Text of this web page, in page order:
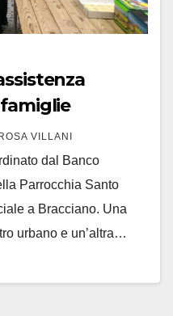
VILLANI
dal Banco
Parrocchia Santo
a Bracciano. Una
urbano e un’altra…